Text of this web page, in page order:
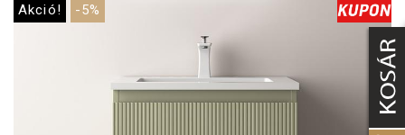
Akció! -5%